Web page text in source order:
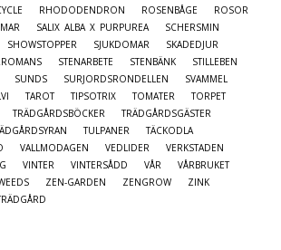
RHODODENDRON ROSENBÅGE
ROSOR
SALIX ALBA X PURPUREA
SCHERSMIN
SHOWSTOPPER SJUKDOMAR
SKADEDJUR
STENARBETE STENBÄNK
STILLEBEN
SUNDS SURJORDSRONDELLEN
SVAMMEL
TAROT TIPSOTRIX TOMATER
TORPET
TRÄDGÅRDSBÖCKER
TRÄDGÅRDSGÄSTER
TULPANER
TÄCKODLA
VALLMODAGEN VEDLIDER
VERKSTADEN
VINTER VINTERSÅDD VÅR
VÅRBRUKET
ZEN-GARDEN ZENGROW
ZINK